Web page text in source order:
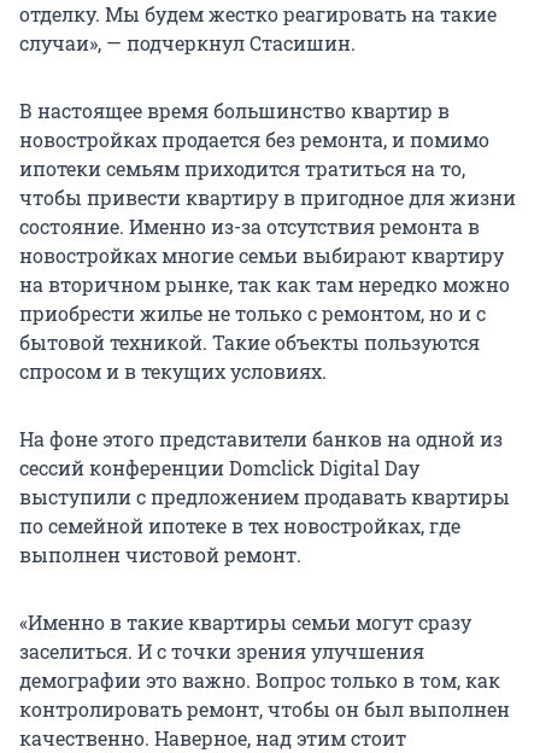
отделку. Мы будем жестко реагировать на такие
случаи», — подчеркнул Стасишин.
В настоящее время большинство квартир в
новостройках продается без ремонта, и помимо
ипотеки семьям приходится тратиться на то,
чтобы привести квартиру в пригодное для жизни
состояние. Именно из-за отсутствия ремонта в
новостройках многие семьи выбирают квартиру
на вторичном рынке, так как там нередко можно
приобрести жилье не только с ремонтом, но и с
бытовой техникой. Такие объекты пользуются
спросом и в текущих условиях.
На фоне этого представители банков на одной из
сессий конференции Domclick Digital Day
выступили с предложением продавать квартиры
по семейной ипотеке в тех новостройках, где
выполнен чистовой ремонт.
«Именно в такие квартиры семьи могут сразу
заселиться. И с точки зрения улучшения
демографии это важно. Вопрос только в том, как
контролировать ремонт, чтобы он был выполнен
качественно. Наверное, над этим стоит